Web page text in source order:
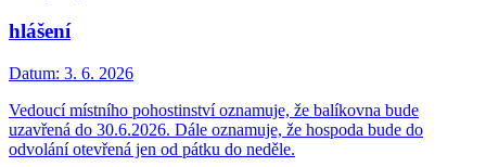
hlášení
Datum: 3. 6. 2026
Vedoucí místního pohostinství oznamuje, že balíkovna bude
uzavřená do 30.6.2026. Dále oznamuje, že hospoda bude do
odvolání otevřená jen od pátku do neděle.